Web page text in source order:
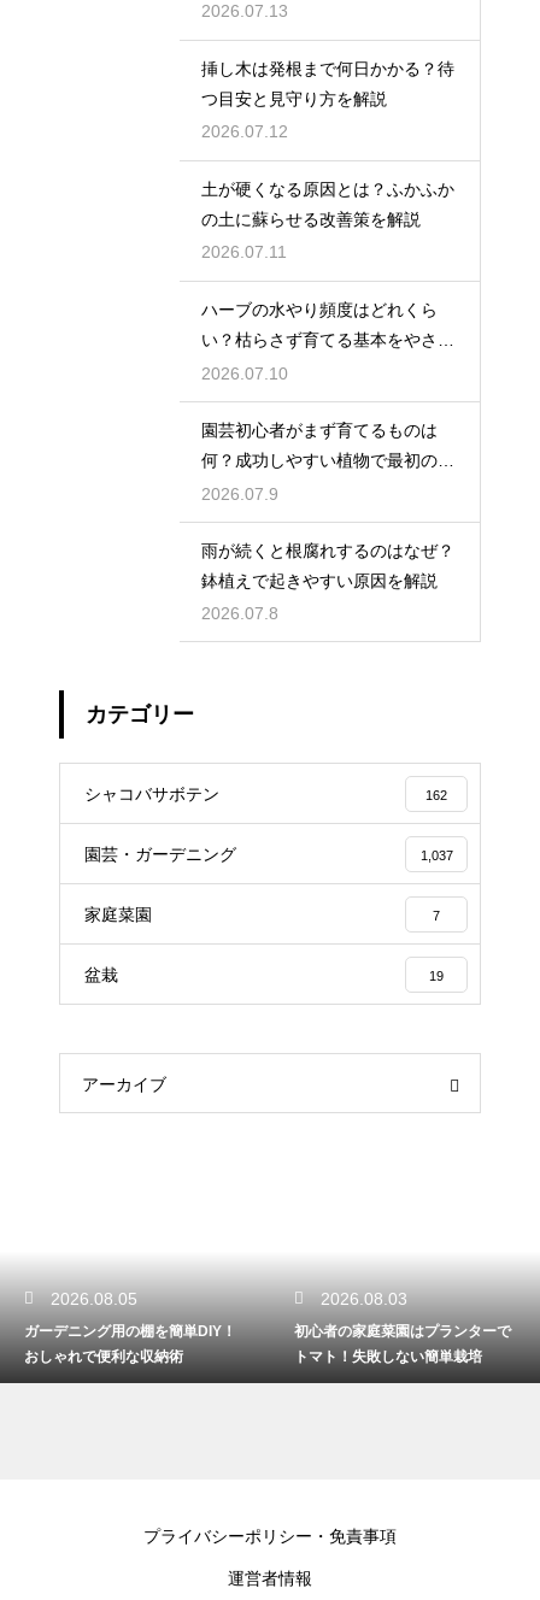
2026.07.13
挿し木は発根まで何日かかる？待
つ目安と見守り方を解説
2026.07.12
土が硬くなる原因とは？ふかふか
の土に蘇らせる改善策を解説
2026.07.11
ハーブの水やり頻度はどれくら
い？枯らさず育てる基本をやさし
く紹介
2026.07.10
園芸初心者がまず育てるものは
何？成功しやすい植物で最初の一
歩を踏み出そう
2026.07.9
雨が続くと根腐れするのはなぜ？
鉢植えで起きやすい原因を解説
2026.07.8
カテゴリー
シャコバサボテン 162
園芸・ガーデニング 1,037
家庭菜園 7
盆栽 19
アーカイブ
単DIY！
初心者の家庭菜園はプランターで
トマト！失敗しない簡単栽培
6月は家庭菜園の種ま
初夏から育てるおすす
プライバシーポリシー・免責事項
運営者情報